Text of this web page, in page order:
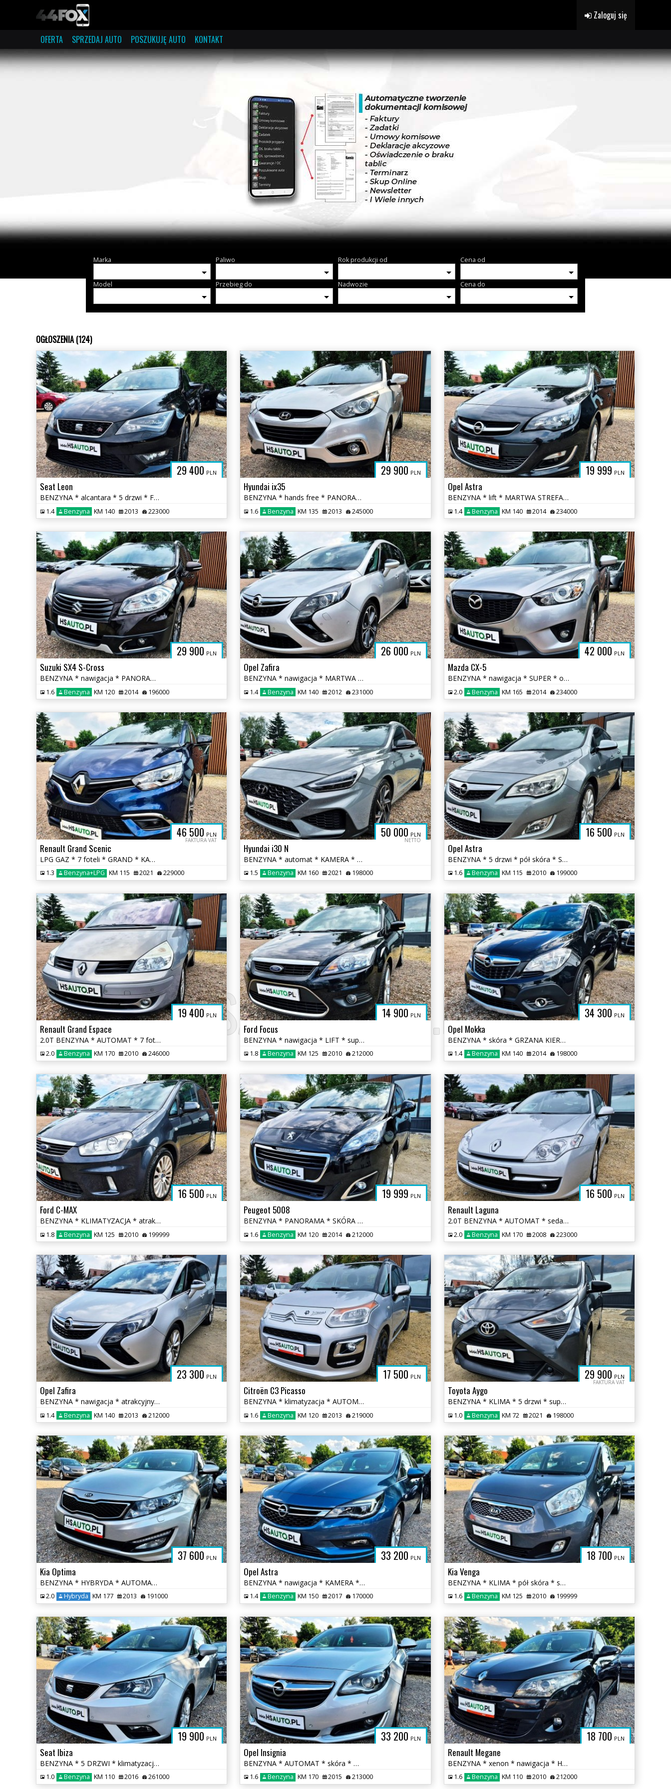
Zaloguj się
OFERTA SPRZEDAJ AUTO POSZUKUJĘ AUTO KONTAKT
Marka Paliwo Rok produkcji od Cena od
Model Przebieg do Nadwozie Cena do
OGŁOSZENIA (124)
29 400 PLN
Seat Leon
BENZYNA * alcantara * 5 drzwi * FR * nawigacja * SUPER * OKAZJA
1.4 Benzyna KM 140 2013 223000
29 900 PLN
Hyundai ix35
BENZYNA * hands free * PANORAMA * super * OKAZJA * polecamy
1.6 Benzyna KM 135 2013 245000
19 999 PLN
Opel Astra
BENZYNA * lift * MARTWA STREFA * KAMERA * nawigacja * super * okazja
1.4 Benzyna KM 140 2014 234000
29 900 PLN
Suzuki SX4 S-Cross
BENZYNA * nawigacja * PANORAMA * SKÓRA * grzane fotele * OKAZJA
1.6 Benzyna KM 120 2014 196000
26 000 PLN
Opel Zafira
BENZYNA * nawigacja * MARTWA STREFA * PANORAMA * super * okazja
1.4 Benzyna KM 140 2012 231000
42 000 PLN
Mazda CX-5
BENZYNA * nawigacja * SUPER * okazja * ATRAKCYJNY WYGLĄD * polecamy
2.0 Benzyna KM 165 2014 234000
46 500 PLN
FAKTURA VAT
Renault Grand Scenic
LPG GAZ * 7 foteli * GRAND * KAMERA * nawigacja * super * okazja
1.3 Benzyna+LPG KM 115 2021 229000
50 000 PLN
NETTO
Hyundai i30 N
BENZYNA * automat * KAMERA * NLine * alcantara * FULL * hybryda
1.5 Benzyna KM 160 2021 198000
16 500 PLN
Opel Astra
BENZYNA * 5 drzwi * pół skóra * SUPER * OKAZJA * polecamy
1.6 Benzyna KM 115 2010 199000
19 400 PLN
Renault Grand Espace
2.0T BENZYNA * AUTOMAT * 7 foteli * GRAND * 2x PDC * polecamy * okazja
2.0 Benzyna KM 170 2010 246000
14 900 PLN
Ford Focus
BENZYNA * nawigacja * LIFT * super * okazja * POLECAMY
1.8 Benzyna KM 125 2010 212000
34 300 PLN
Opel Mokka
BENZYNA * skóra * GRZANA KIEROWNICA * kamera * FULL * okazja
1.4 Benzyna KM 140 2014 198000
16 500 PLN
Ford C-MAX
BENZYNA * KLIMATYZACJA * atrakcyjny wygląd * SUPER * okazja * polecamy
1.8 Benzyna KM 125 2010 199999
19 999 PLN
Peugeot 5008
BENZYNA * PANORAMA * SKÓRA * lift * nawigacja * super * okazja
1.6 Benzyna KM 120 2014 212000
16 500 PLN
Renault Laguna
2.0T BENZYNA * AUTOMAT * sedan * super * okazja * POLECAMY
2.0 Benzyna KM 170 2008 223000
23 300 PLN
Opel Zafira
BENZYNA * nawigacja * atrakcyjny wygląd * 2x PDC * OKAZJA * polecamy
1.4 Benzyna KM 140 2013 212000
17 500 PLN
Citroën C3 Picasso
BENZYNA * klimatyzacja * AUTOMAT * super * okazja
1.6 Benzyna KM 120 2013 219000
29 900 PLN
FAKTURA VAT
Toyota Aygo
BENZYNA * KLIMA * 5 drzwi * super * oakzja * POLECAMY
1.0 Benzyna KM 72 2021 198000
37 600 PLN
Kia Optima
BENZYNA * HYBRYDA * AUTOMAT * atrakcyjny wygląd * super * okazja
2.0 Hybryda KM 177 2013 191000
33 200 PLN
Opel Astra
BENZYNA * nawigacja * KAMERA * atrakcyjny wygląd * OKAZJA
1.4 Benzyna KM 150 2017 170000
18 700 PLN
Kia Venga
BENZYNA * KLIMA * pół skóra * super * okazja * POLECAMY
1.6 Benzyna KM 125 2010 199999
19 900 PLN
Seat Ibiza
BENZYNA * 5 DRZWI * klimatyzacja * 2x PDC * super * okazja * POLECAMY
1.0 Benzyna KM 110 2016 261000
33 200 PLN
Opel Insignia
BENZYNA * AUTOMAT * skóra * martwa strefa * KAMERA * nawigacja * lift
1.6 Benzyna KM 170 2015 213000
18 700 PLN
Renault Megane
BENZYNA * xenon * nawigacja * HANDS FREE * super * OKAZJA * 5 drzwi
1.6 Benzyna KM 110 2010 212000
HSAUTO.COM.PL